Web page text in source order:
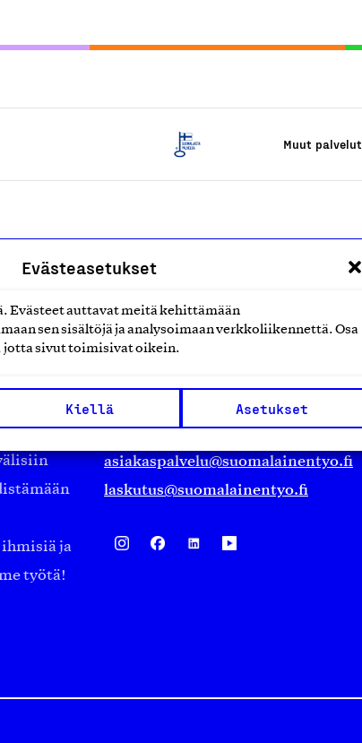
Evästeasetukset
Evästeet auttavat meitä kehittämään
sen sisältöjä ja analysoimaan verkkoliikennettä. Osa
jotta sivut toimisivat oikein.
Kiellä Asetukset
Muut palvelut
ihmisiä ja
työtä!
Suomalainen työ ry
00130 Helsinki
Finland
asiakaspalvelu@suomalainentyo.fi
laskutus@suomalainentyo.fi